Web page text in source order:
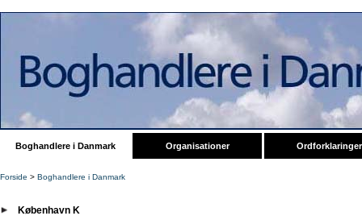
Boghandlere i Danmark Organisationer Ordforklaringer
Forside > Boghandlere i Danmark
København K